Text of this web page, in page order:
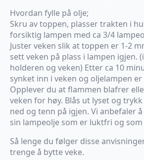
Hvordan fylle på olje;
Skru av toppen, plasser trakten i
forsiktig lampen med ca 3/4
Juster veken slik at toppen er 1-2
sett veken på plass i lampen igjen.
holderen og veken) Etter ca 10
synket inn i veken og oljelampen
Opplever du at flammen blafrer
veken for høy. Blås ut lyset og
ned og tenn på igjen. Vi anbefaler
sin lampeolje som er luktfri og som
Så lenge du følger disse
trenge å bytte veke.